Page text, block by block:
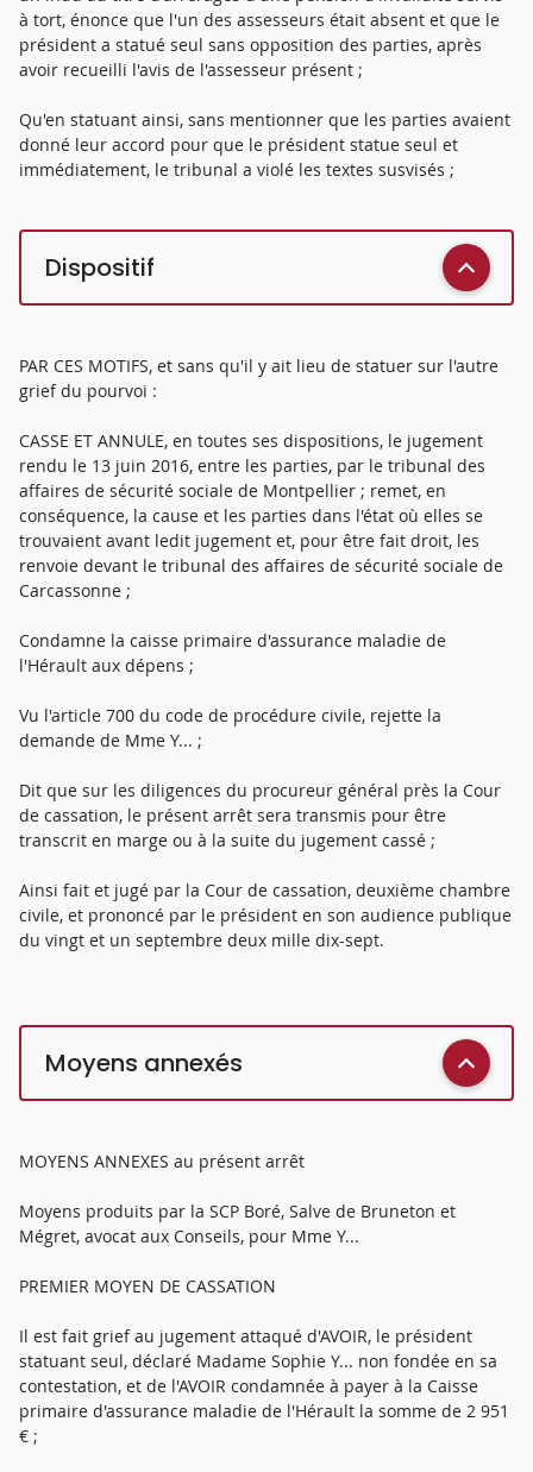
à tort, énonce que l'un des assesseurs était absent et que le
président a statué seul sans opposition des parties, après
avoir recueilli l'avis de l'assesseur présent ;
Qu'en statuant ainsi, sans mentionner que les parties avaient
donné leur accord pour que le président statue seul et
immédiatement, le tribunal a violé les textes susvisés ;
Dispositif
PAR CES MOTIFS, et sans qu'il y ait lieu de statuer sur l'autre
grief du pourvoi :
CASSE ET ANNULE, en toutes ses dispositions, le jugement
rendu le 13 juin 2016, entre les parties, par le tribunal des
affaires de sécurité sociale de Montpellier ; remet, en
conséquence, la cause et les parties dans l'état où elles se
trouvaient avant ledit jugement et, pour être fait droit, les
renvoie devant le tribunal des affaires de sécurité sociale de
Carcassonne ;
Condamne la caisse primaire d'assurance maladie de
l'Hérault aux dépens ;
Vu l'article 700 du code de procédure civile, rejette la
demande de Mme Y... ;
Dit que sur les diligences du procureur général près la Cour
de cassation, le présent arrêt sera transmis pour être
transcrit en marge ou à la suite du jugement cassé ;
Ainsi fait et jugé par la Cour de cassation, deuxième chambre
civile, et prononcé par le président en son audience publique
du vingt et un septembre deux mille dix-sept.
Moyens annexés
MOYENS ANNEXES au présent arrêt
Moyens produits par la SCP Boré, Salve de Bruneton et
Mégret, avocat aux Conseils, pour Mme Y...
PREMIER MOYEN DE CASSATION
Il est fait grief au jugement attaqué d'AVOIR, le président
statuant seul, déclaré Madame Sophie Y... non fondée en sa
contestation, et de l'AVOIR condamnée à payer à la Caisse
primaire d'assurance maladie de l'Hérault la somme de 2 951
€ ;